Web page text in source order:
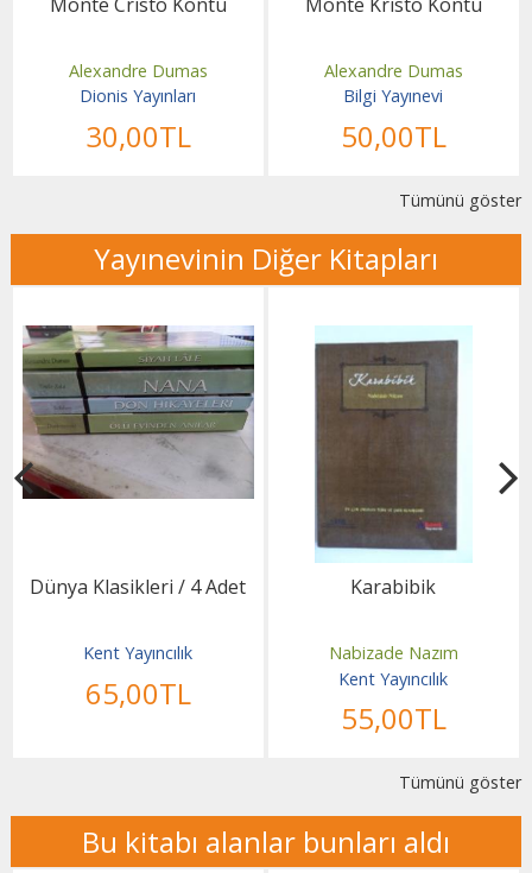
Alexandre Dumas
Dionis Yayınları
30,00TL
Alexandre Dumas
Bilgi Yayınevi
50,00TL
Tümünü göster
Yayınevinin Diğer Kitapları
Dünya Klasikleri / 4 Adet
Kent Yayıncılık
65,00TL
Karabibik
Nabizade Nazım
Kent Yayıncılık
55,00TL
Tümünü göster
Bu kitabı alanlar bunları aldı